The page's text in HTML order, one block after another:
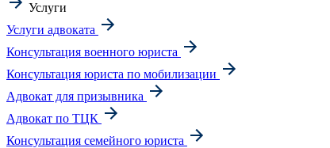
Услуги
Услуги адвоката
Консультация военного юриста
Консультация юриста по мобилизации
Адвокат для призывника
Адвокат по ТЦК
Консультация семейного юриста